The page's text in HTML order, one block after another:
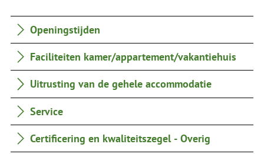
Openingstijden
Faciliteiten kamer/appartement/vakantiehuis
Uitrusting van de gehele accommodatie
Service
Certificering en kwaliteitszegel - Overig